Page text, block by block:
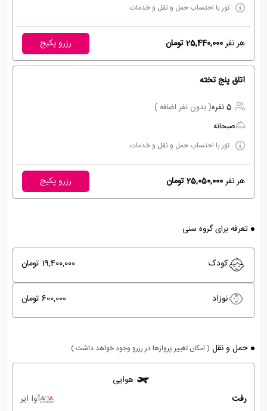
تور با احتساب حمل و نقل و خدمات
هر نفر25,440,000 تومان رزرو پکیج
اتاق پنج تخته
5 نفره
( بدون نفر اضافه )
صبحانه
تور با احتساب حمل و نقل و خدمات
هر نفر25,050,000 تومان رزرو پکیج
تعرفه برای گروه سنی
کودک 19,400,000 تومان
نوزاد 600,000 تومان
حمل و نقل ( امکان تغییر پروازها در رزرو وجود خواهد داشت )
هوایی
رفت
آوا ایر